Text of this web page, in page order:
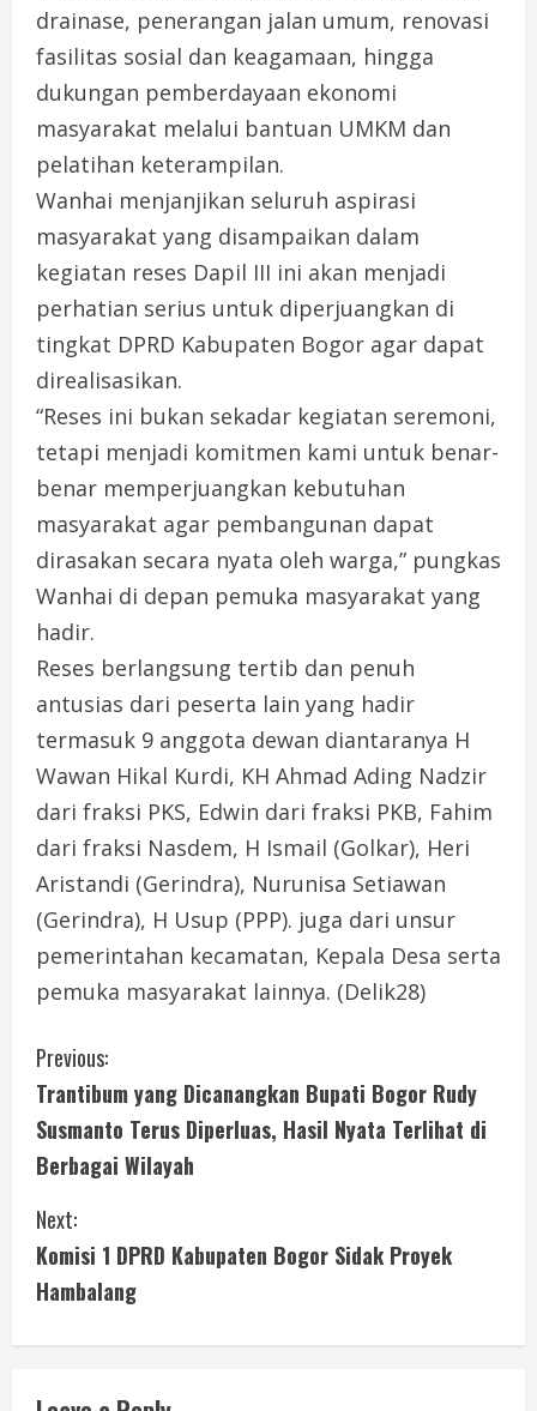
drainase, penerangan jalan umum, renovasi
fasilitas sosial dan keagamaan, hingga
dukungan pemberdayaan ekonomi
masyarakat melalui bantuan UMKM dan
pelatihan keterampilan.
Wanhai menjanjikan seluruh aspirasi
masyarakat yang disampaikan dalam
kegiatan reses Dapil III ini akan menjadi
perhatian serius untuk diperjuangkan di
tingkat DPRD Kabupaten Bogor agar dapat
direalisasikan.
“Reses ini bukan sekadar kegiatan seremoni,
tetapi menjadi komitmen kami untuk benar-
benar memperjuangkan kebutuhan
masyarakat agar pembangunan dapat
dirasakan secara nyata oleh warga,” pungkas
Wanhai di depan pemuka masyarakat yang
hadir.
Reses berlangsung tertib dan penuh
antusias dari peserta lain yang hadir
termasuk 9 anggota dewan diantaranya H
Wawan Hikal Kurdi, KH Ahmad Ading Nadzir
dari fraksi PKS, Edwin dari fraksi PKB, Fahim
dari fraksi Nasdem, H Ismail (Golkar), Heri
Aristandi (Gerindra), Nurunisa Setiawan
(Gerindra), H Usup (PPP). juga dari unsur
pemerintahan kecamatan, Kepala Desa serta
pemuka masyarakat lainnya. (Delik28)
C
o
n
t
i
n
u
Previous:
Trantibum yang Dicanangkan Bupati Bogor Rudy
Susmanto Terus Diperluas, Hasil Nyata Terlihat di
Berbagai Wilayah
Next:
Komisi 1 DPRD Kabupaten Bogor Sidak Proyek
Hambalang